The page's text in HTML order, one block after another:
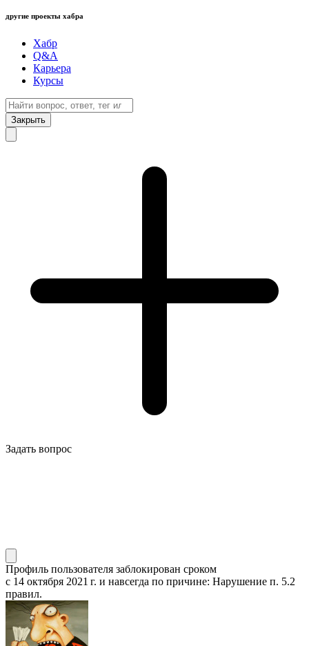
другие проекты хабра
Хабр
Q&A
Карьера
Курсы
Закрыть
Задать вопрос
Профиль пользователя заблокирован сроком
с 14 октября 2021 г. и навсегда по причине: Нарушение п. 5.2
правил.